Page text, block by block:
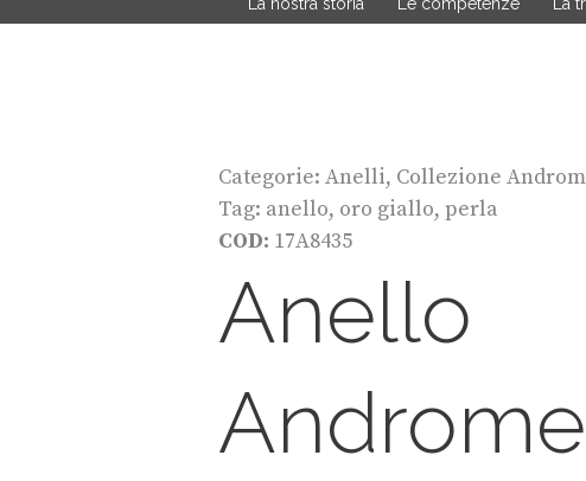
Categorie: Anelli, Collezione
Tag: anello, oro giallo, perla
COD: 17A8435
Anello